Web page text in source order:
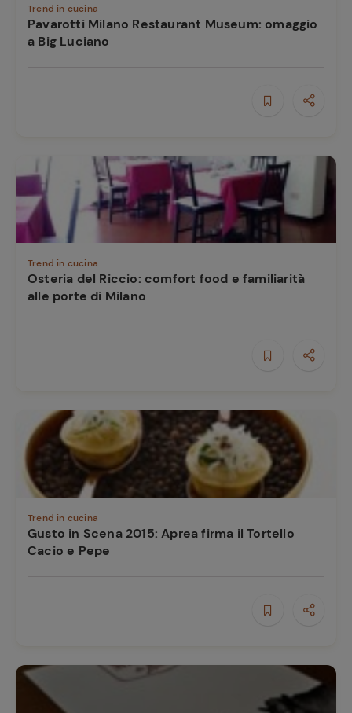
Trend in cucina
Pavarotti Milano Restaurant Museum: omaggio
a Big Luciano
Trend in cucina
Osteria del Riccio: comfort food e familiarità
alle porte di Milano
Trend in cucina
Gusto in Scena 2015: Aprea firma il Tortello
Cacio e Pepe